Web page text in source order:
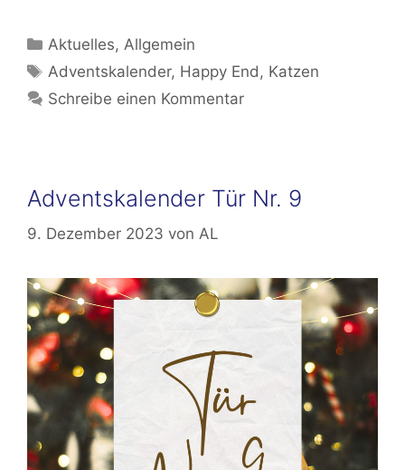
Kategorien
Aktuelles,Allgemein
Schlagwörter
Adventskalender, Happy End, Katzen
Schreibe einen Kommentar
Adventskalender Tür Nr. 9
9. Dezember 2023 von AL